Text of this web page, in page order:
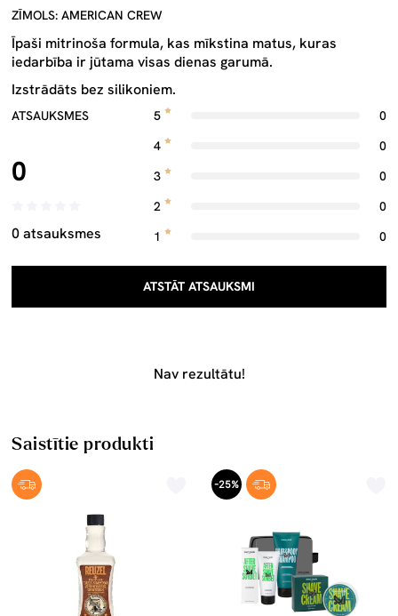
ZĪMOLS: AMERICAN CREW
Īpaši mitrinoša formula, kas mīkstina matus, kuras
iedarbība ir jūtama visas dienas garumā.
Izstrādāts bez silikoniem.
ATSAUKSMES
0
0 atsauksmes
5
0
4
0
3
0
2
0
1
0
ATSTĀT ATSAUKSMI
Nav rezultātu!
Saistītie produkti
-25%